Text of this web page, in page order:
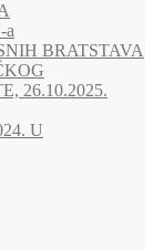
a
BRATSTAVA
26.10.2025.
U